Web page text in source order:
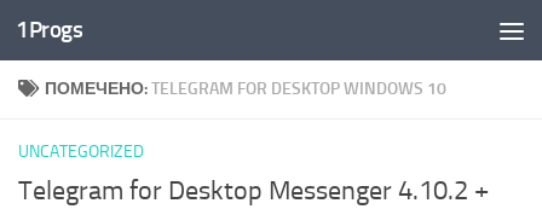
Перейти к содержимому
1Progs
ПОМЕЧЕНО:TELEGRAM FOR DESKTOP WINDOWS 10
UNCATEGORIZED
Telegram for Desktop Messenger 4.10.2 +